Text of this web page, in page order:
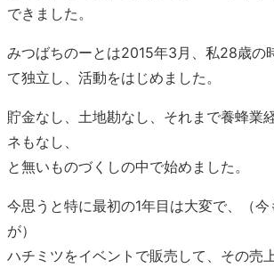
できました。
みつばちのーとは2015年3月、私28歳の
て独立し、活動をはじめました。
貯金なし、土地勘なし、それまで養蜂業
ネもなし、
と無いものづくしの中で始めました。
今思うと特に最初の1年目は大変で、（
が）
ハチミツをイベントで販売して、その売